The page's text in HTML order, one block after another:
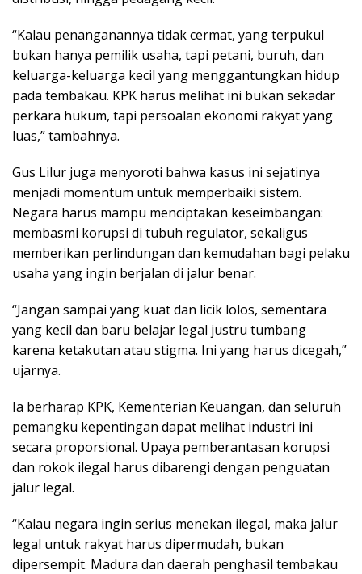
“Kalau penanganannya tidak cermat, yang terpukul
bukan hanya pemilik usaha, tapi petani, buruh, dan
keluarga-keluarga kecil yang menggantungkan hidup
pada tembakau. KPK harus melihat ini bukan sekadar
perkara hukum, tapi persoalan ekonomi rakyat yang
luas,” tambahnya.
Gus Lilur juga menyoroti bahwa kasus ini sejatinya
menjadi momentum untuk memperbaiki sistem.
Negara harus mampu menciptakan keseimbangan:
membasmi korupsi di tubuh regulator, sekaligus
memberikan perlindungan dan kemudahan bagi pelaku
usaha yang ingin berjalan di jalur benar.
“Jangan sampai yang kuat dan licik lolos, sementara
yang kecil dan baru belajar legal justru tumbang
karena ketakutan atau stigma. Ini yang harus dicegah,”
ujarnya.
Ia berharap KPK, Kementerian Keuangan, dan seluruh
pemangku kepentingan dapat melihat industri ini
secara proporsional. Upaya pemberantasan korupsi
dan rokok ilegal harus dibarengi dengan penguatan
jalur legal.
“Kalau negara ingin serius menekan ilegal, maka jalur
legal untuk rakyat harus dipermudah, bukan
dipersempit. Madura dan daerah penghasil tembakau